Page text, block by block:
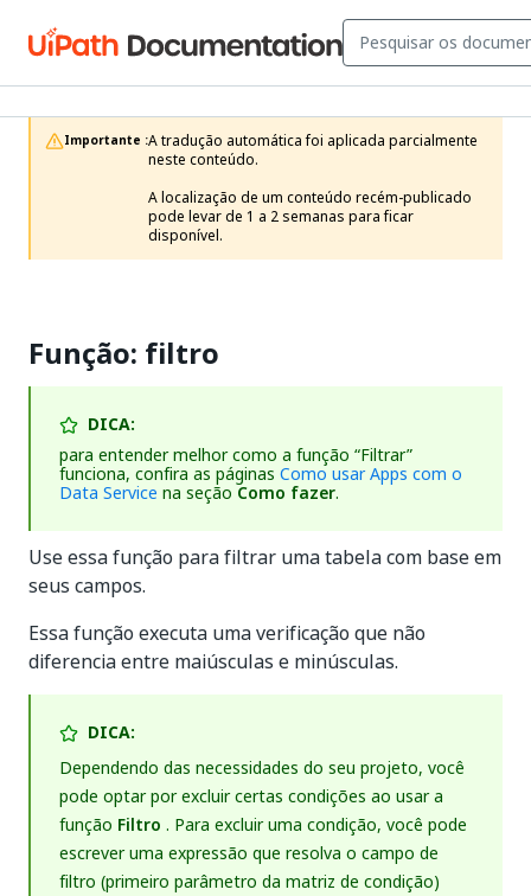
Importante :A tradução automática foi aplicada parcialmente
neste conteúdo.
A localização de um conteúdo recém-publicado
pode levar de 1 a 2 semanas para ficar
disponível.
Função: filtro
DICA:
para entender melhor como a função “Filtrar”
funciona, confira as páginas Como usar Apps com o
Data Service na seçãoComo fazer.
Use essa função para filtrar uma tabela com base em
seus campos.
Essa função executa uma verificação que não
diferencia entre maiúsculas e minúsculas.
DICA:
Dependendo das necessidades do seu projeto, você
pode optar por excluir certas condições ao usar a
função Filtro . Para excluir uma condição, você pode
escrever uma expressão que resolva o campo de
filtro (primeiro parâmetro da matriz de condição)